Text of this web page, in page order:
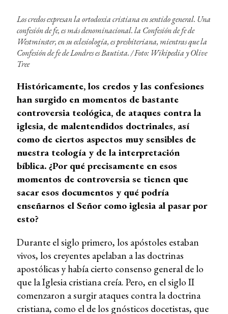
Los credos expresan la ortodoxia cristiana en sentido general. Una
confesión de fe, es más denominacional. la Confesión de fe de
Westminster, en su eclesiología, es presbiteriana, mientras que la
Confesión de fe de Londreses Bautista. /Foto: Wikipedia y Olive
Tree
Históricamente, los credos y las confesiones
han surgido en momentos de bastante
controversia teológica, de ataques contra la
iglesia, de malentendidos doctrinales, así
como de ciertos aspectos muy sensibles de
nuestra teología y de la interpretación
bíblica. ¿Por qué precisamente en esos
momentos de controversia se tienen que
sacar esos documentos y qué podría
enseñarnos el Señor como iglesia al pasar por
esto?
Durante el siglo primero, los apóstoles estaban
vivos, los creyentes apelaban a las doctrinas
apostólicas y había cierto consenso general de lo
que la Iglesia cristiana creía. Pero, en el siglo II
comenzaron a surgir ataques contra la doctrina
cristiana, como el de los gnósticos docetistas, que